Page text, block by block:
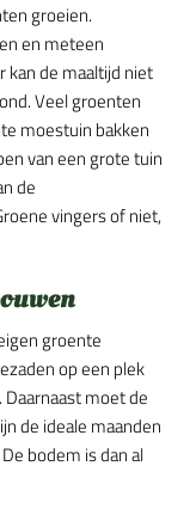
groeien.
en meteen
kan de maaltijd niet
Veel groenten
moestuin bakken
van een grote tuin
de
vingers of niet,
groente
op een plek
moet de
de ideale maanden
bodem is dan al